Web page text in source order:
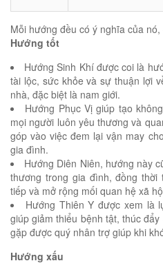
Mỗi hướng đều có ý nghĩa của nó,
Hướng tốt
Hướng Sinh Khí được coi là
tài lộc, sức khỏe và sự thuận lợi
nhà, đặc biệt là nam giới.
Hướng Phục Vị giúp tạo
mọi người luôn yêu thương và
góp vào việc đem lại vận may
gia đình.
Hướng Diên Niên, hướng này
thương trong gia đình, đồng
tiếp và mở rộng mối quan hệ xã
Hướng Thiên Y được xem là
giúp giảm thiểu bệnh tật, thúc
gặp được quý nhân trợ giúp khi
Hướng xấu